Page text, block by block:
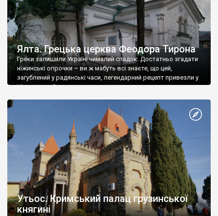
Ялта. Грецька церква Феодора Тирона
Греки залишили Україні чималий спадок. Достатньо згадати
ніжинські огірочки – ви ж мабуть всі знаєте, що цей,
загублений у радянські часи, легендарний рецепт привезли у
Ніжин греки?
Утьос. Кримський палац грузинської
княгині